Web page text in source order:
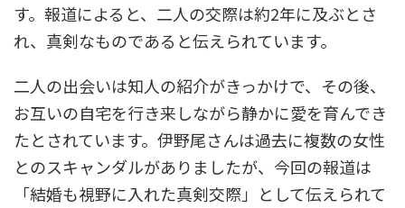
す。報道によると、二人の交際は約2年に及ぶとさ
れ、真剣なものであると伝えられています。
二人の出会いは知人の紹介がきっかけで、その後、
お互いの自宅を行き来しながら静かに愛を育んでき
たとされています。伊野尾さんは過去に複数の女性
とのスキャンダルがありましたが、今回の報道は
「結婚も視野に入れた真剣交際」として伝えられて